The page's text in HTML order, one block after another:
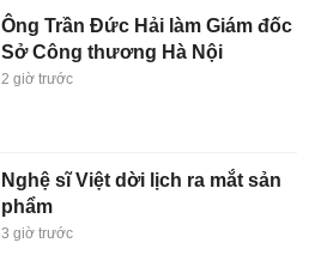
Ông Trần Đức Hải làm Giám đốc
Sở Công thương Hà Nội
2 giờ trước
Nghệ sĩ Việt dời lịch ra mắt sản
phẩm
3 giờ trước